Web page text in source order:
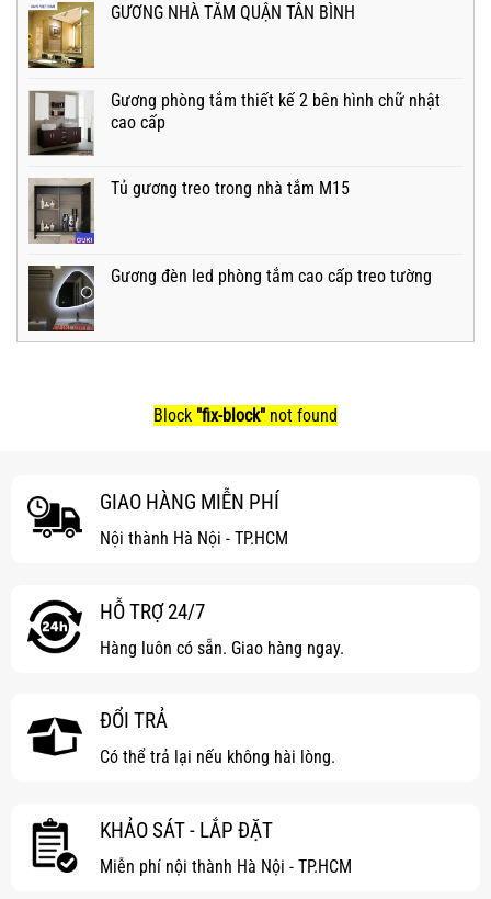
GƯƠNG NHÀ TẮM QUẬN TÂN BÌNH
Gương phòng tắm thiết kế 2 bên hình chữ nhật
cao cấp
Tủ gương treo trong nhà tắm M15
Gương đèn led phòng tắm cao cấp treo tường
Block "fix-block" not found
GIAO HÀNG MIỄN PHÍ
Nội thành Hà Nội - TP.HCM
HỖ TRỢ 24/7
Hàng luôn có sẵn. Giao hàng ngay.
ĐỔI TRẢ
Có thể trả lại nếu không hài lòng.
KHẢO SÁT - LẮP ĐẶT
Miễn phí nội thành Hà Nội - TP.HCM